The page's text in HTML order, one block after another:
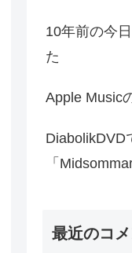
10年前の今
た
Apple Music
DiabolikDVD
「
最近のコメ